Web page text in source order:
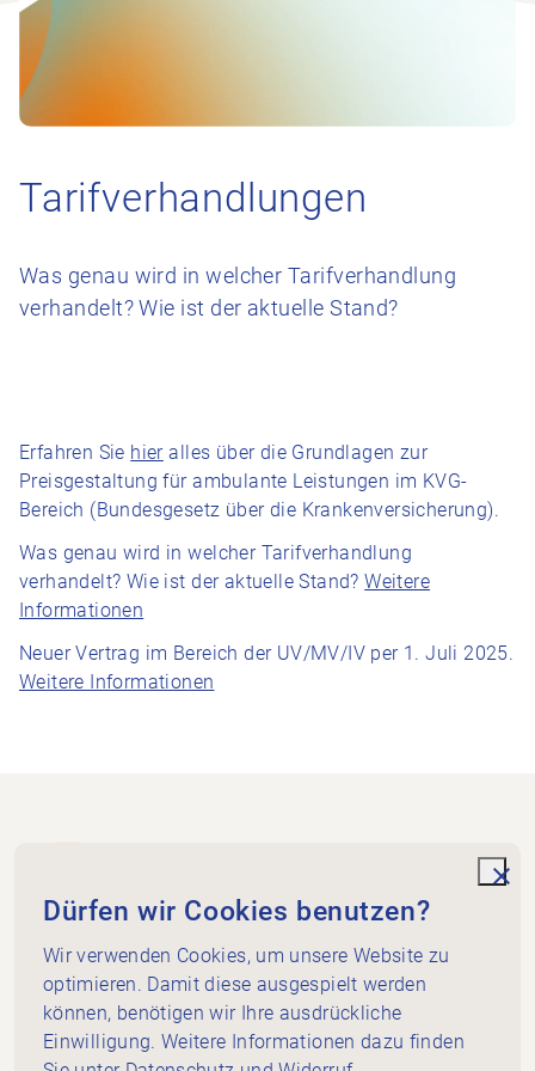
Tarifverhandlungen
Was genau wird in welcher Tarifverhandlung
verhandelt? Wie ist der aktuelle Stand?
Erfahren Sie hieralles über die Grundlagen zur
Preisgestaltung für ambulante Leistungen im KVG-
Bereich (Bundesgesetz über die Krankenversicherung).
Was genau wird in welcher Tarifverhandlung
verhandelt? Wie ist der aktuelle Stand?Weitere
Informationen
Neuer Vertrag im Bereich der UV/MV/IV per 1. Juli 2025.
Weitere Informationen
Physioswiss beider Basel
4051 Basel
+41 79 963 78 07
info@bb.physioswiss.ch
Dürfen wir Cookies benutzen?
Wir verwenden Cookies, um unsere Website zu
optimieren. Damit diese ausgespielt werden
können, benötigen wir Ihre ausdrückliche
Einwilligung. Weitere Informationen dazu finden